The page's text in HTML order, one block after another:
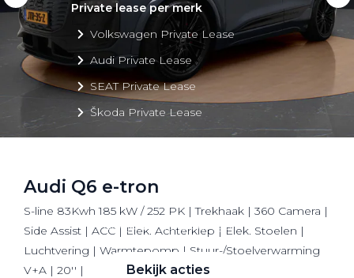
Private lease per merk
Volkswagen Private Lease
Audi Private Lease
SEAT Private Lease
Škoda Private Lease
Bekijk alle aanbiedingen
Bekijk acties
Audi Q6 e-tron
S-line 83Kwh 185 kW / 252 PK | Trekhaak | 360 Camera |
Side Assist | ACC | Elek. Achterklep | Elek. Stoelen |
Luchtvering | Warmtepomp | Stuur-/Stoelverwarming
V+A | 20'' |